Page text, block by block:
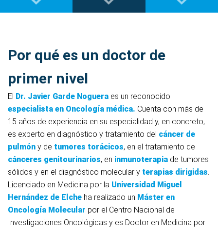
Por qué es un doctor de
primer nivel
El Dr. Javier Garde Noguera es un reconocido
especialista en Oncología médica. Cuenta con más de
15 años de experiencia en su especialidad y, en concreto,
es experto en diagnóstico y tratamiento del cáncer de
pulmón y de tumores torácicos, en el tratamiento de
cánceres genitourinarios, en inmunoterapia de tumores
sólidos y en el diagnóstico molecular y terapias dirigidas.
Licenciado en Medicina por la Universidad Miguel
Hernández de Elche ha realizado un Máster en
Oncología Molecular por el Centro Nacional de
Investigaciones Oncológicas y es Doctor en Medicina por